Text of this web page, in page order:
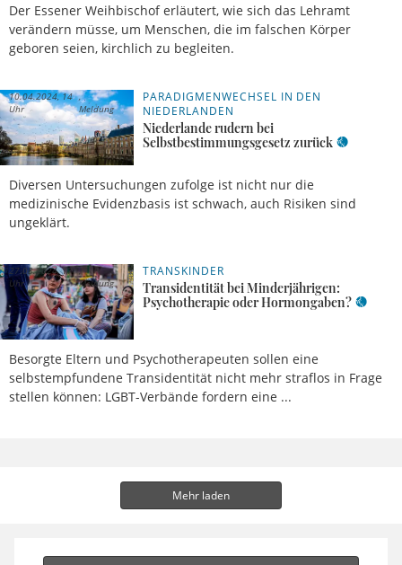
Der Essener Weihbischof erläutert, wie sich das Lehramt
verändern müsse, um Menschen, die im falschen Körper
geboren seien, kirchlich zu begleiten.
PARADIGMENWECHSEL IN DEN
NIEDERLANDEN
Niederlande rudern bei
Selbstbestimmungsgesetz zurück
Diversen Untersuchungen zufolge ist nicht nur die
medizinische Evidenzbasis ist schwach, auch Risiken sind
ungeklärt.
10.04.2024, 14
Uhr
Meldung
TRANSKINDER
Transidentität bei Minderjährigen:
Psychotherapie oder Hormongaben?
Besorgte Eltern und Psychotherapeuten sollen eine
selbstempfundene Transidentität nicht mehr straflos in Frage
stellen können: LGBT-Verbände fordern eine ...
27.03.2024, 17
Uhr
Meldung
Mehr laden